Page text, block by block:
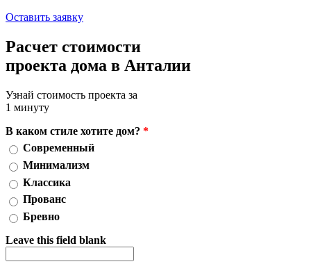
Оставить заявку
Расчет стоимости
проекта дома в Анталии
Узнай стоимость проекта за
1 минуту
В каком стиле хотите дом? *
Современный
Минимализм
Классика
Прованс
Бревно
Leave this field blank